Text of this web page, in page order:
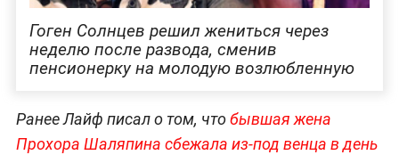
Гоген Солнцев решил жениться через
неделю после развода, сменив
пенсионерку на молодую возлюбленную
Ранее Лайф писал о том, чтобывшая жена
Прохора Шаляпина сбежала из-под венца в день